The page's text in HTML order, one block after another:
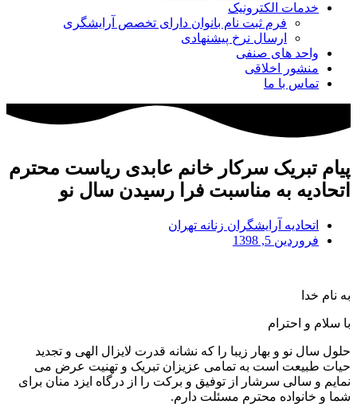
خدمات الکترونیک
فرم ثبت نام بانوان دارای تخصص آرایشگری
ارسال نرخ پیشنهادی
واحد های صنفی
منشور اخلاقی
تماس با ما
پیام تبریک سرکار خانم عابدی ریاست محترم
اتحادیه به مناسبت فرا رسیدن سال نو
اتحادیه آرایشگران زنانه تهران
فروردین 5, 1398
به نام خدا
با سلام و احترام
حلول سال نو و بهار زیبا را که نشانه قدرت لایزال الهی و تجدید
حیات طبیعت است به تمامی عزیزان تبریک و تهنیت عرض می
نمایم و سالی سرشار از توفیق و برکت را از درگاه ایزد منان برای
شما و خانواده محترم مسئلت دارم.